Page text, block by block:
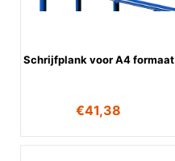
Schrijfplank voor A4 formaat
€41,38